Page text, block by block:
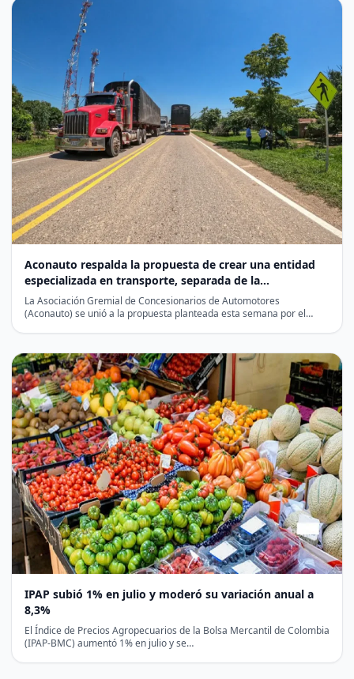
Aconauto respalda la propuesta de crear una entidad
especializada en transporte, separada de la
infraestructura vial
La Asociación Gremial de Concesionarios de Automotores
(Aconauto) se unió a la propuesta planteada esta semana por el…
IPAP subió 1% en julio y moderó su variación anual a
8,3%
El Índice de Precios Agropecuarios de la Bolsa Mercantil de Colombia
(IPAP-BMC) aumentó 1% en julio y se…